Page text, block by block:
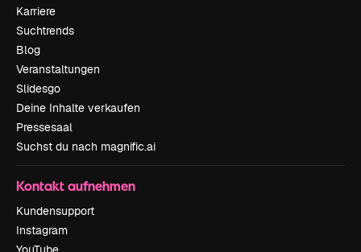
Karriere
Suchtrends
Blog
Veranstaltungen
Slidesgo
Deine Inhalte verkaufen
Pressesaal
Suchst du nach magnific.ai
Kontakt aufnehmen
Kundensupport
Instagram